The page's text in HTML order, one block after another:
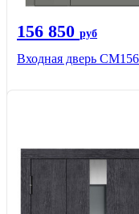
156 850 руб
Входная дверь